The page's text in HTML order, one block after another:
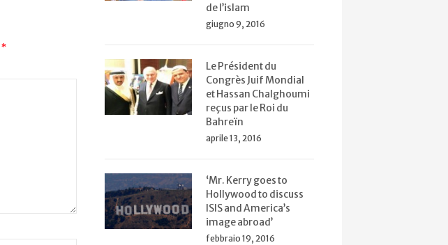
*
de l’islam
giugno 9, 2016
Le Président du
Congrès Juif Mondial
et Hassan Chalghoumi
reçus par le Roi du
Bahreïn
aprile 13, 2016
‘Mr. Kerry goes to
Hollywood to discuss
ISIS and America’s
image abroad’
febbraio 19, 2016